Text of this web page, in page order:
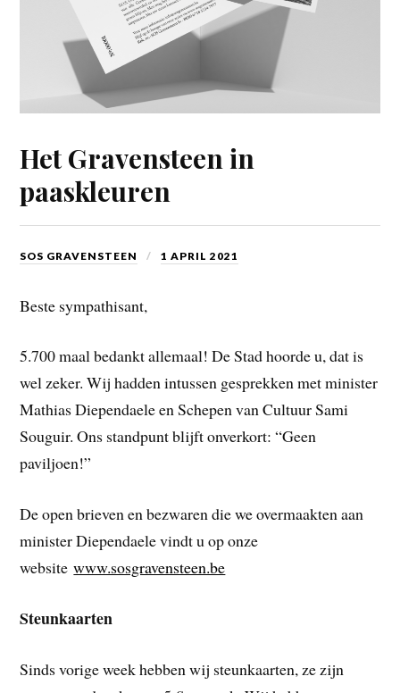
Het Gravensteen in
paaskleuren
SOS GRAVENSTEEN 1 APRIL 2021
Beste sympathisant,
5.700 maal bedankt allemaal! De Stad hoorde u, dat is
wel zeker. Wij hadden intussen gesprekken met minister
Mathias Diependaele en Schepen van Cultuur Sami
Souguir. Ons standpunt blijft onverkort: “Geen
paviljoen!”
De open brieven en bezwaren die we overmaakten aan
minister Diependaele vindt u op onze
websitewww.sosgravensteen.be
Steunkaarten
Sinds vorige week hebben wij steunkaarten, ze zijn